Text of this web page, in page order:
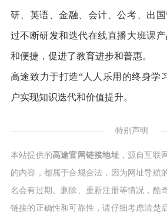
研、英语、金融、会计、公考、出
过不断研发和迭代在线直播大班课
和便捷，促进了教育进步和普惠。
高途致力于打造“人人乐用的终身学
户实现知识迭代和价值提升。
特别声明
本站提供的高途官网链接地址，源自互联
的内容，都属于合规合法，因为网址导航
名会有过期、删除、重新注册等情况，酷
链接的正确性和可靠性，请仔细考虑清楚